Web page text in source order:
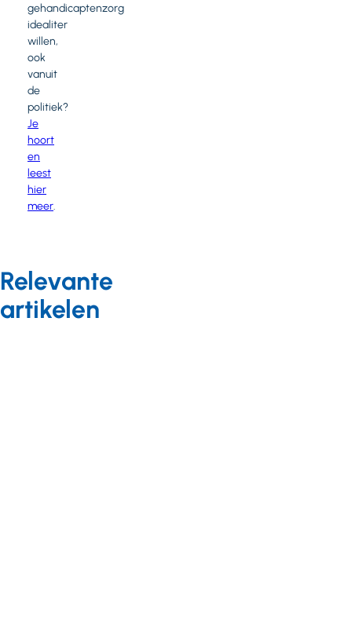
gehandicaptenzorg
idealiter
willen,
ook
vanuit
de
politiek?
Je
hoort
en
leest
hier
meer.
Relevante
artikelen